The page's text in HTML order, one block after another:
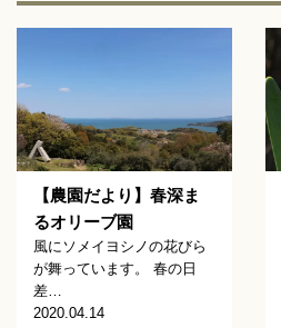
【農園だより】春深ま
るオリーブ園
風にソメイヨシノの花びら
が舞っています。 春の日
差…
2020.04.14